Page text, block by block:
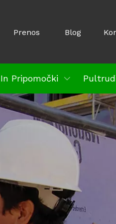
Prenos Blog
Pripomočki